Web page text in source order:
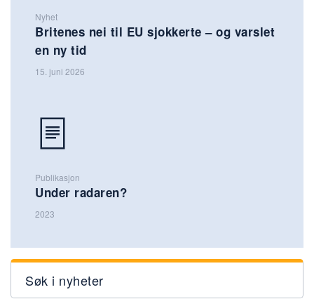
Nyhet
Britenes nei til EU sjokkerte – og varslet
en ny tid
15. juni 2026
Publikasjon
Under radaren?
2023
Søk i nyheter